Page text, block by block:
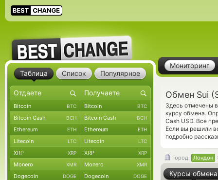
Мониторинг
Обмен Sui
Здесь отмечены
курсу обмена.
Cash USD. Все
Если вы решили
подробно
Город: Лондон
Курсы обмена
Таблица Список Популярное
Bitcoin BTC Bitcoin BTC
Bitcoin Cash BCH Bitcoin Cash BCH
Ethereum ETH Ethereum ETH
Litecoin LTC Litecoin LTC
XRP XRP XRP XRP
Monero XMR Monero XMR
Dogecoin DOGE Dogecoin DOGE